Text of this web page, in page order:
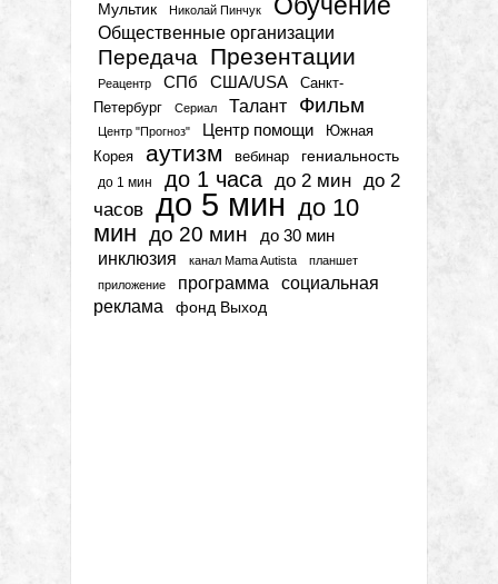
Мультик Николай Пинчук
Общественные организации
Передача Презентации
Реацентр СПб США/USA
Санкт-
Петербург
Сериал Талант Фильм
Центр "Прогноз" Центр помощи
Южная
Корея
аутизм вебинар гениальность
до 1 мин до 1 часа до 2 мин до 2
часов до 5 мин до 10
мин до 20 мин до 30 мин
инклюзия канал Mama Autista
планшет
приложение
программа
социальная
реклама
фонд Выход